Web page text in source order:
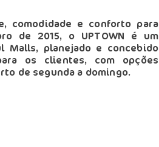
comodidade e conforto para
de 2015, o UPTOWN é um
Malls, planejado e concebido
os clientes, com opções
de segunda a domingo.